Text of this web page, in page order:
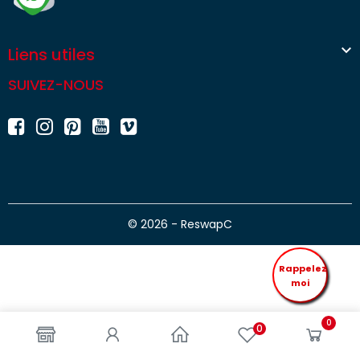
0 0
Liens utiles 
SUIVEZ-NOUS
© 2026 - ReswapC
Rappelez
moi